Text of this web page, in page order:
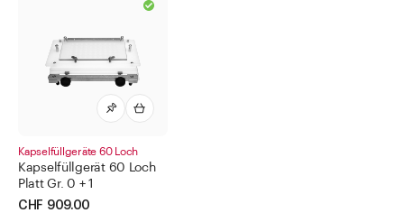
Kapselfüllgeräte 60 Loch
Kapselfüllgerät 60 Loch
Platt Gr. 0 + 1
CHF 909.00